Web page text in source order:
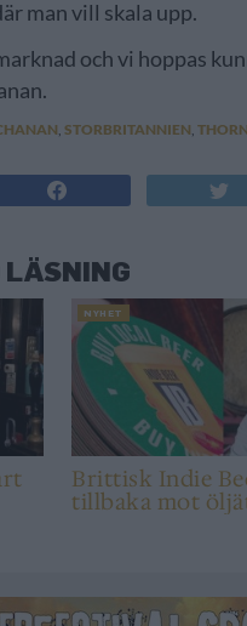
man vill skala upp.
och vi hoppas
,STORBRITANNIEN,
LÄSNING
NYHET
Brittisk Indie
tillbaka mot